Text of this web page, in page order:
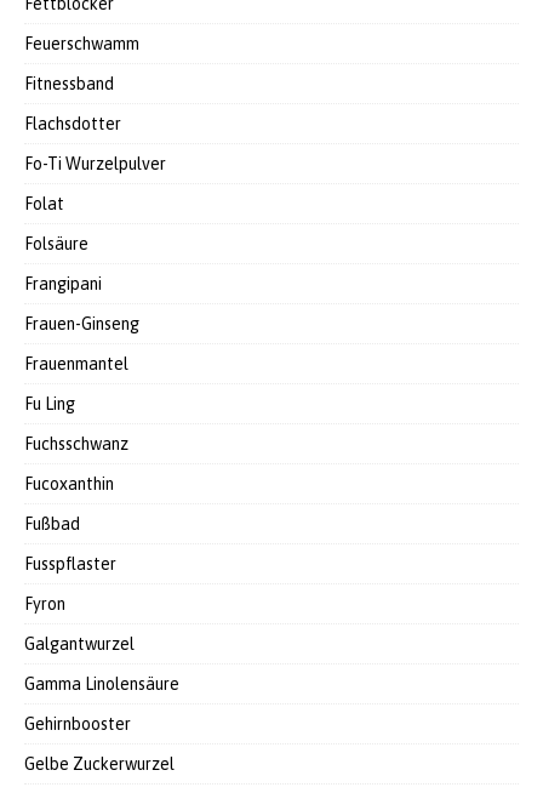
Feuerschwamm
Fitnessband
Flachsdotter
Fo-Ti Wurzelpulver
Folat
Folsäure
Frangipani
Frauen-Ginseng
Frauenmantel
Fu Ling
Fuchsschwanz
Fucoxanthin
Fußbad
Fusspflaster
Fyron
Galgantwurzel
Gamma Linolensäure
Gehirnbooster
Gelbe Zuckerwurzel